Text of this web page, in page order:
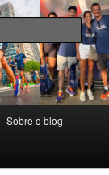
Sobre o blog